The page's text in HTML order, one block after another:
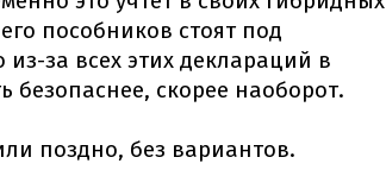
пособников стоят под
за всех этих деклараций в
безопаснее, скорее наоборот.
поздно, без вариантов.